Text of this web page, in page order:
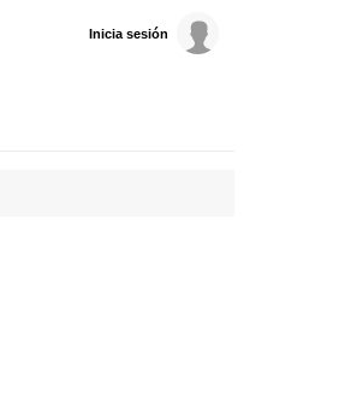
Inicia sesión